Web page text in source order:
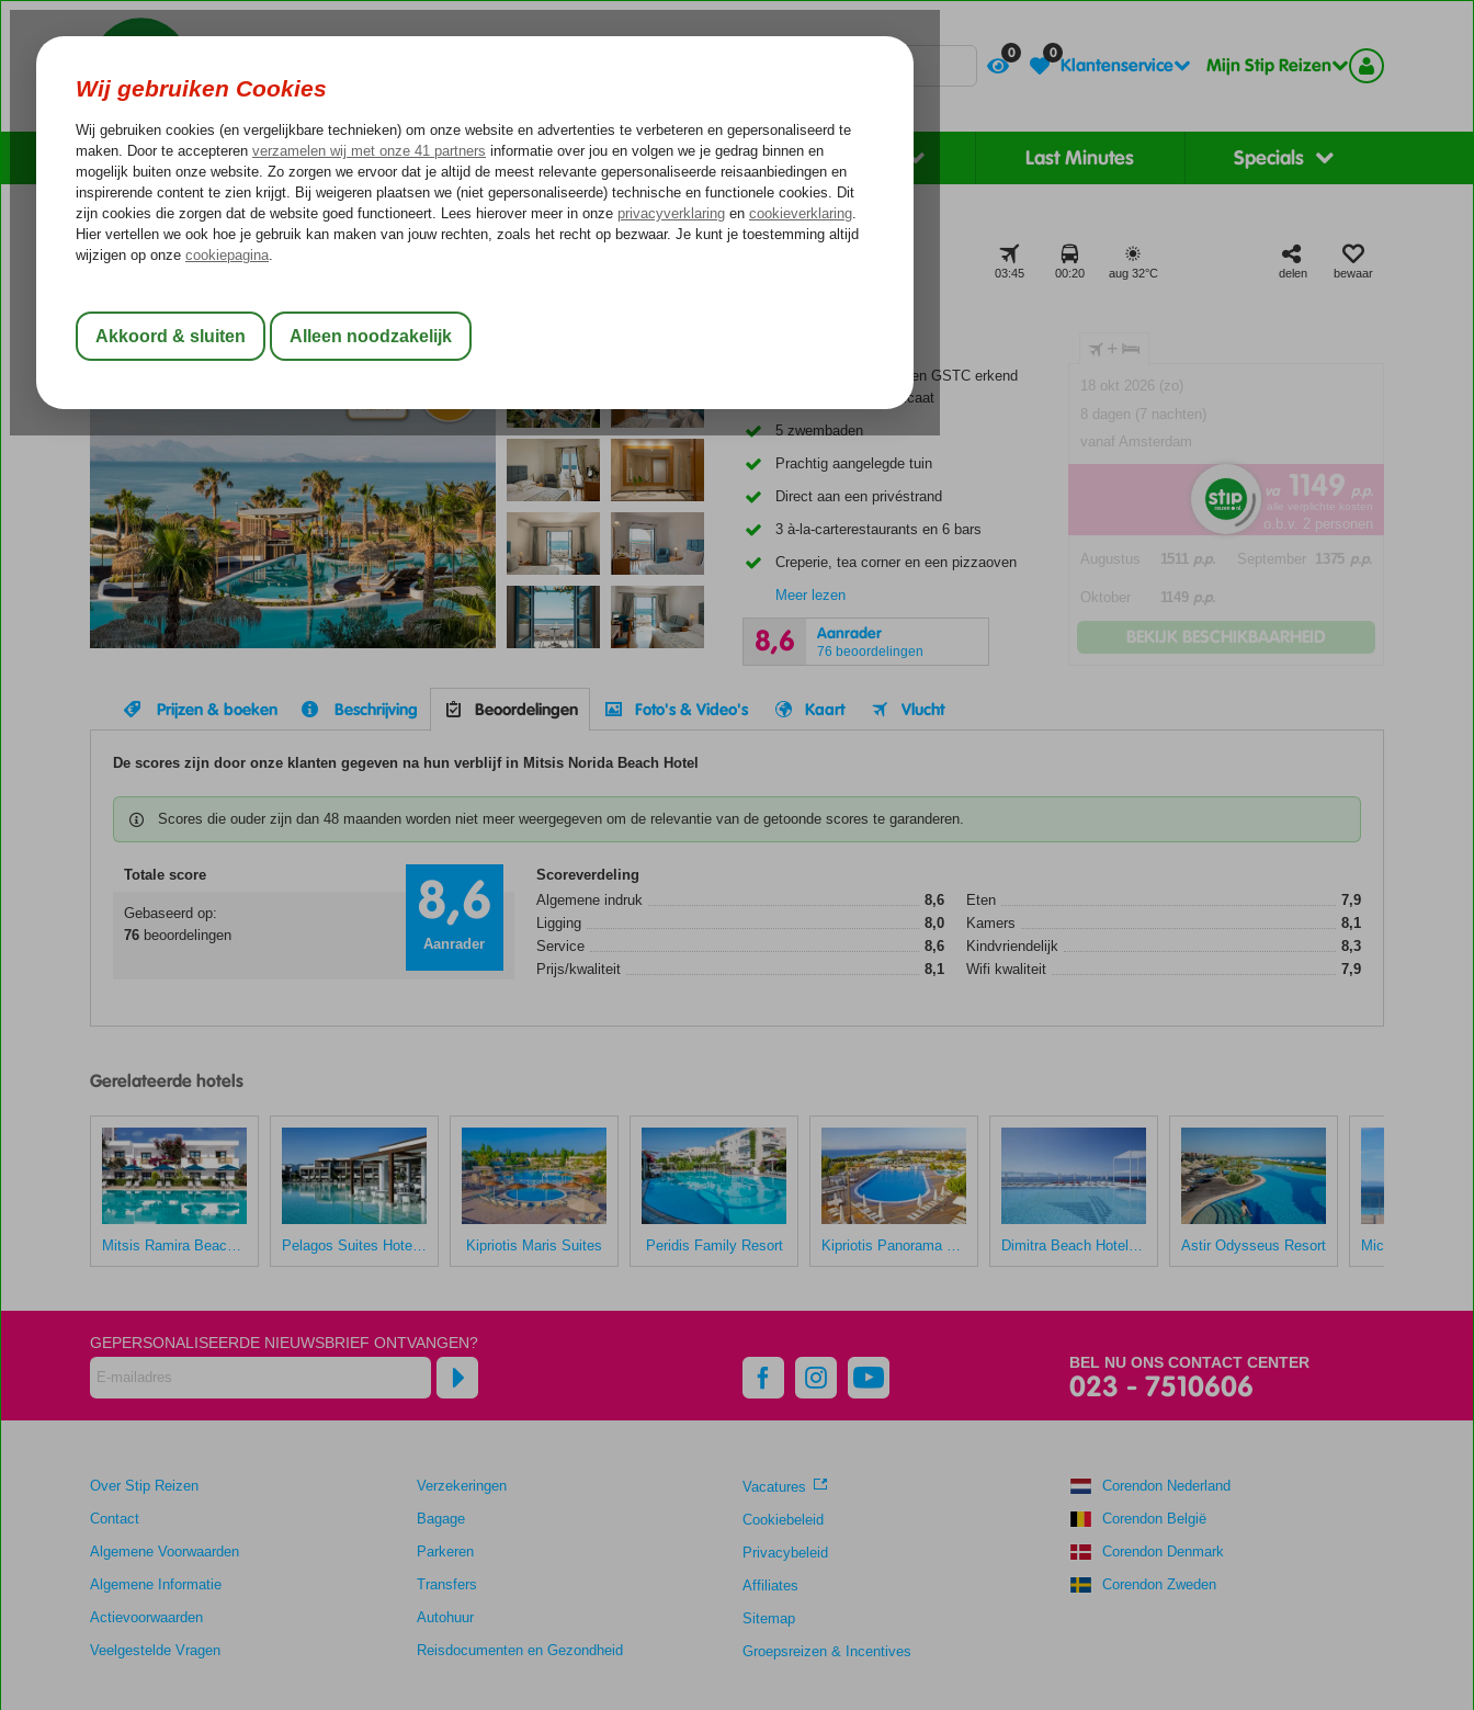
0 0
Klantenservice Mijn Stip Reizen
Cruises Outlet Deals Rondreizen Zonvakantie Last Minutes Specials
Voelt als thuiskomen...
Home
Griekenland Kos Kardamena
Mitsis Norida Beach Hotel
Ultra All Inclusive- Hotel
03:45 00:20 aug 32°C delen bewaar
Accommodatie met een GSTC erkend
duurzaamheidscertificaat
5 zwembaden
Prachtig aangelegde tuin
Direct aan een privéstrand
3 à-la-carterestaurants en 6 bars
Creperie, tea corner en een pizzaoven
Meer lezen
8,6 Aanrader
76 beoordelingen
+
18 okt 2026 (zo)
8 dagen (7 nachten)
vanaf Amsterdam
va 1149 p.p.
*incl. alle verplichte kosten
o.b.v. 2 personen
Augustus 1511 p.p. September 1375 p.p.
Oktober 1149 p.p.
BEKIJK BESCHIKBAARHEID
Prijzen & boeken Beschrijving Beoordelingen Foto's & Video's Kaart Vlucht
De scores zijn door onze klanten gegeven na hun verblijf in Mitsis Norida Beach Hotel
Scores die ouder zijn dan 48 maanden worden niet meer weergegeven om de relevantie van de getoonde scores te garanderen.
Totale score
Gebaseerd op:
76 beoordelingen 8,6
Aanrader
Scoreverdeling
Algemene indruk
8,6
Ligging
8,0
Service
8,6
Prijs/kwaliteit
8,1
Eten
7,9
Kamers
8,1
Kindvriendelijk
8,3
Wifi kwaliteit
7,9
Gerelateerde hotels
Mitsis Ramira Beach Hotel Pelagos Suites Hotel & Spa Kipriotis Maris Suites Peridis Family Resort Kipriotis Panorama Hotel & Suites Dimitra Beach Hotel & Suites Astir Odysseus Resort
BEL NU ONS CONTACT CENTER
023 - 7510606
GEPERSONALISEERDE NIEUWSBRIEF ONTVANGEN?
Over Stip Reizen
Contact
Algemene Voorwaarden
Algemene Informatie
Actievoorwaarden
Veelgestelde Vragen
Verzekeringen
Bagage
Parkeren
Transfers
Autohuur
Reisdocumenten en Gezondheid
Vacatures
Cookiebeleid
Privacybeleid
Affiliates
Sitemap
Groepsreizen & Incentives
Corendon Nederland
Corendon België
Corendon Denmark
Corendon Zweden